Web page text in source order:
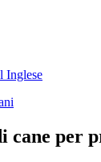
Inglese
cane per